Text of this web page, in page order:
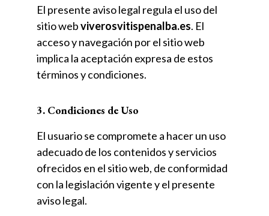
El presente aviso legal regula el uso del
sitio webviverosvitispenalba.es. El
acceso y navegación por el sitio web
implica la aceptación expresa de estos
términos y condiciones.
3. Condiciones de Uso
El usuario se compromete a hacer un uso
adecuado de los contenidos y servicios
ofrecidos en el sitio web, de conformidad
con la legislación vigente y el presente
aviso legal.